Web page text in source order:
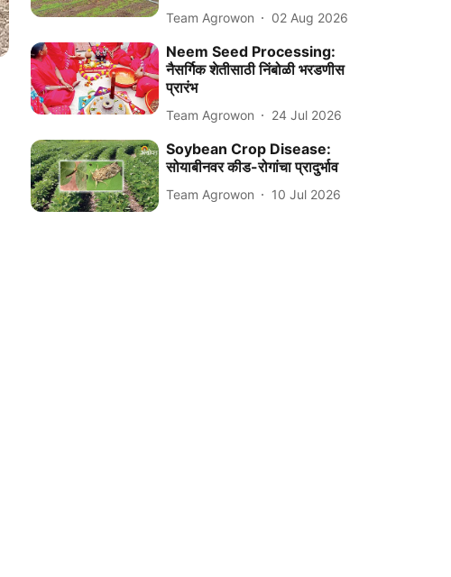
Team Agrowon 02 Aug 2026
Neem Seed Processing:
नैसर्गिक शेतीसाठी निंबोळी भरडणीस
प्रारंभ
Team Agrowon 24 Jul 2026
Soybean Crop Disease:
सोयाबीनवर कीड-रोगांचा प्रादुर्भाव
Team Agrowon 10 Jul 2026